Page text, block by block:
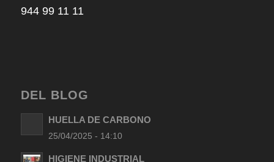
944 99 11 11
DEL BLOG
HUELLA DE CARBONO
25/04/2025 - 14:10
HIGIENE INDUSTRIAL